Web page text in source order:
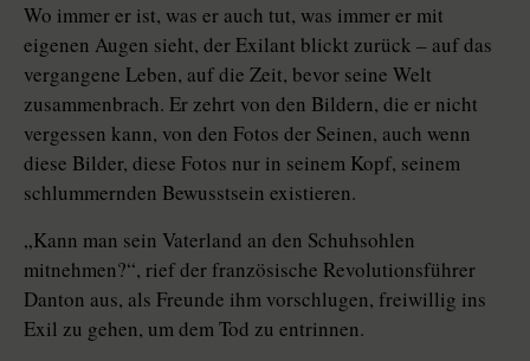
Wo immer er ist, was er auch tut, was immer er mit
eigenen Augen sieht, der Exilant blickt zurück – auf das
vergangene Leben, auf die Zeit, bevor seine Welt
zusammenbrach. Er zehrt von den Bildern, die er nicht
vergessen kann, von den Fotos der Seinen, auch wenn
diese Bilder, diese Fotos nur in seinem Kopf, seinem
schlummernden Bewusstsein existieren.
„Kann man sein Vaterland an den Schuhsohlen
mitnehmen?“, rief der französische Revolutionsführer
Danton aus, als Freunde ihm vorschlugen, freiwillig ins
Exil zu gehen, um dem Tod zu entrinnen.